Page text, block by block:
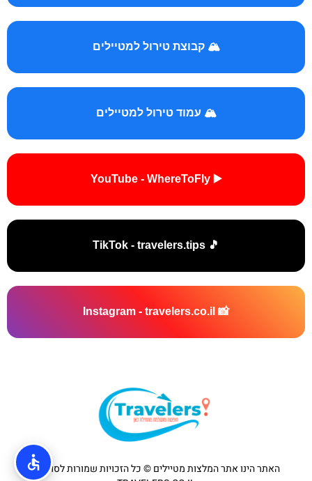
🏔️ קבוצת טירול למטיילים
🏔️ עמוד טירול למטיילים
▶️ YouTube - WhereToFly
🎵 TikTok - travelers.tips
📸 Instagram - travelers.co.il
האתר הינו אתר המלצות מטיילים © כל הזכויות שמורות לסוכנות